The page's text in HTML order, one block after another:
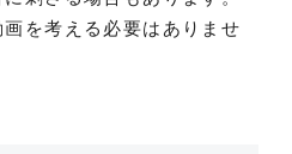
を考える必要はありませ